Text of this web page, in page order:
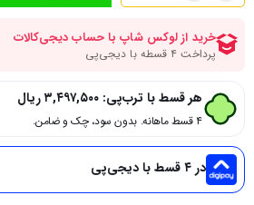
هر قسط با ترب‌پی: ۳,۴۹۷,۵۰۰ریال
۴ قسط ماهانه. بدون سود، چک و ضامن.
در ۴ قسط با دیجی‌پی